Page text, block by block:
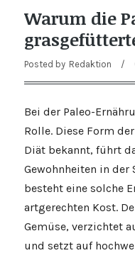
Warum die
Posted by Redaktion /
Bei der Paleo-
Rolle. Diese Form
Diät bekannt, führt
Gewohnheiten in der
besteht eine solche
artgerechten Kost.
Gemüse, verzichtet
und setzt auf